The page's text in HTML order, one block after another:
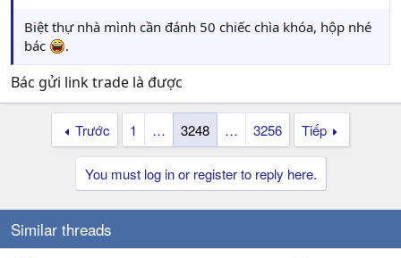
Biệt thự nhà mình cần đánh 50 chiếc chìa khóa, hộp nhé
bác
.
Bác gửi link trade là được
Trước 1 … 3248 … 3256 Tiếp
You must log in or register to reply here.
Similar threads